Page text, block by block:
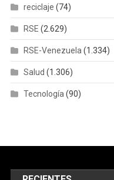
reciclaje (74)
RSE (2.629)
RSE-Venezuela (1.334)
Salud (1.306)
Tecnología (90)